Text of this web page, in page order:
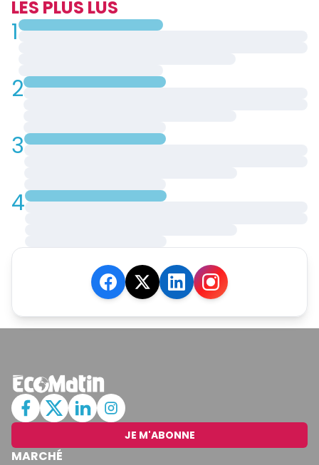
LES PLUS LUS
1
2
3
4
JE M'ABONNE
MARCHÉ